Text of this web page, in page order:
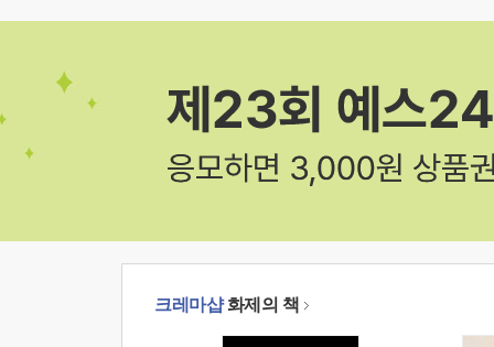
크레마샵화제의 책